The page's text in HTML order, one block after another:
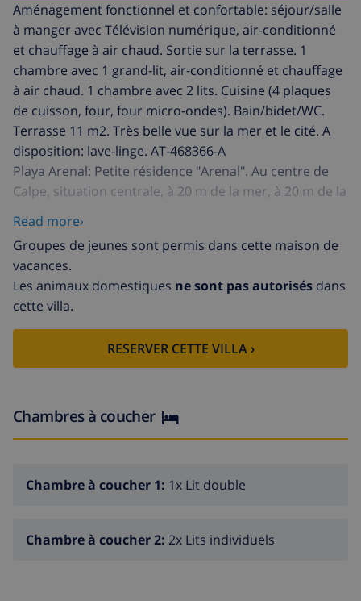
Aménagement fonctionnel et confortable: séjour/salle
à manger avec Télévision numérique, air-conditionné
et chauffage à air chaud. Sortie sur la terrasse. 1
chambre avec 1 grand-lit, air-conditionné et chauffage
à air chaud. 1 chambre avec 2 lits. Cuisine (4 plaques
de cuisson, four, four micro-ondes). Bain/bidet/WC.
Terrasse 11 m2. Très belle vue sur la mer et le cité. A
disposition: lave-linge. AT-468366-A
Playa Arenal: Petite résidence "Arenal". Au centre de
Calpe, situation centrale, à 20 m de la mer, à 20 m de la
plage, accès direct à la plage. Infrastructures de la
Maison: ascenseur. Supermarché 140 m, restaurant 20
m, bar, café 10 m, location de bicyclettes 100 m, plage
de sable "Playa Arenal" 20 m. Attractions à proximité:
Aqualandia, Mundomar, Terra Mítica, Terra Natura,
Benidorm Palace (Benidorm). L'immeuble se trouve
dans la rue commerçante principale. Quai marin
devant l'immeuble.
Read more›
Groupes de jeunes sont permis dans cette maison de
vacances.
Les animaux domestiques ne sont pas autorisés dans
cette villa.
RESERVER CETTE VILLA ›
Chambres à coucher
Chambre à coucher 1: 1x Lit double
Chambre à coucher 2: 2x Lits individuels